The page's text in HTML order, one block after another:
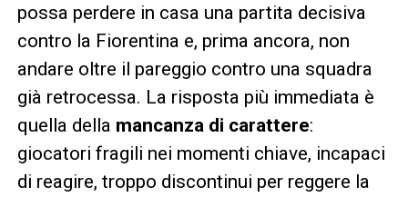
possa perdere in casa una partita decisiva
contro la Fiorentina e, prima ancora, non
andare oltre il pareggio contro una squadra
già retrocessa. La risposta più immediata è
quella della mancanza di carattere:
giocatori fragili nei momenti chiave, incapaci
di reagire, troppo discontinui per reggere la